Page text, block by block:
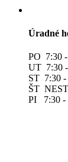
Úradné
PO 7:30
UT 7:30 -
ST 7:30 -
ŠT
PI 7:30 -